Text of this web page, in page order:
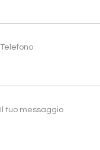
Telefono
Il tuo messaggio